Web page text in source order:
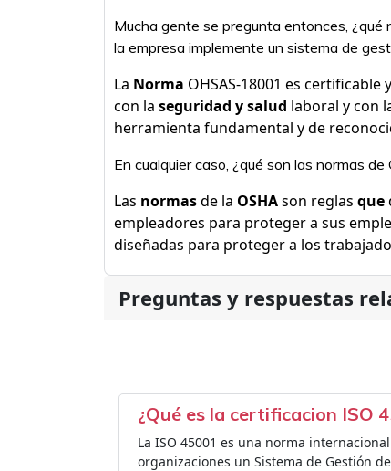
Mucha gente se pregunta entonces, ¿qué
la empresa implemente un sistema de
La Norma OHSAS-18001 es
con la seguridad y salud laboral y con
herramienta fundamental y de
En cualquier caso, ¿qué son las normas de
Las normasde la OSHAson reglas que
empleadores para proteger a sus
diseñadas para proteger a los
Preguntas y respuestas
¿Qué es la certificacion ISO
La ISO 45001 es una norma
organizaciones un Sistema de Gestión